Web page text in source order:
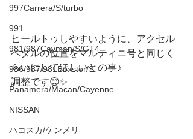
997Carrera/S/turbo
991
981/987Cayman/S/GT4
986/987/981Boxster/S
Panamera/Macan/Cayenne
NISSAN
ハコスカ/ケンメリ
ヒールトゥしやすいように、アクセル
ペダルの位置をマルティニ号と同じく
らいにしてほしいとの事♪
調整です😊✨